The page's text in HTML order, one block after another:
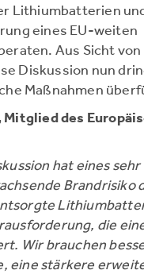
Lithiumbatterien
eines EU-weiten
Aus Sicht von
Diskussion nun
Maßnahmen
des
hat eines
Brandrisiko
die
Wir brauchen
eine stärkere